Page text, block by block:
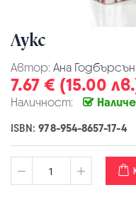
Лукс
Автор: Ана Годбърсън
7.67 € (15.00
Наличност:
ISBN:978-954-8657-17-4